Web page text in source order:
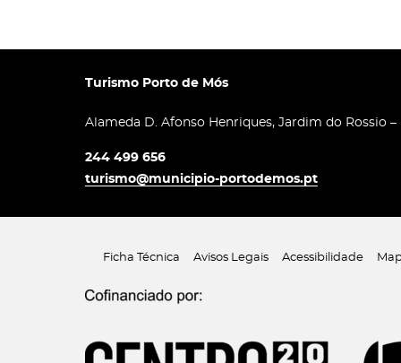
Turismo Porto de Mós
Alameda D. Afonso Henriques, Jardim do Rossio
244 499 656
turismo@municipio-portodemos.pt
Ficha Técnica Avisos Legais Acessibilidade